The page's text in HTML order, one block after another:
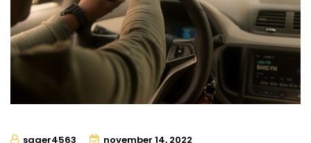
sager4563 november 14, 2022